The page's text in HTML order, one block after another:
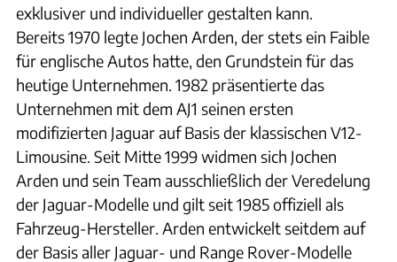
exklusiver und individueller gestalten kann.
Bereits 1970 legte Jochen Arden, der stets ein Faible
für englische Autos hatte, den Grundstein für das
heutige Unternehmen. 1982 präsentierte das
Unternehmen mit dem AJ1 seinen ersten
modifizierten Jaguar auf Basis der klassischen V12-
Limousine. Seit Mitte 1999 widmen sich Jochen
Arden und sein Team ausschließlich der Veredelung
der Jaguar-Modelle und gilt seit 1985 offiziell als
Fahrzeug-Hersteller. Arden entwickelt seitdem auf
der Basis aller Jaguar- und Range Rover-Modelle